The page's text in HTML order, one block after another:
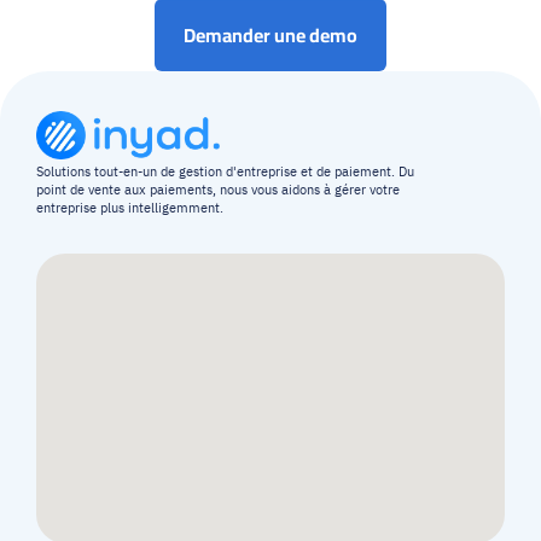
Demander une demo
Solutions tout-en-un de gestion d'entreprise et de paiement. Du
point de vente aux paiements, nous vous aidons à gérer votre
entreprise plus intelligemment.